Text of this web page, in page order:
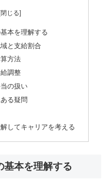
本を理解する
と支給割合
方法
調整
の扱い
る疑問
してキャリアを考える
基本を理解する